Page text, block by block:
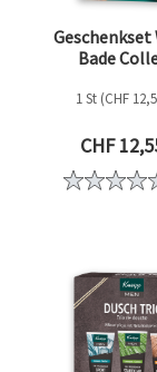
Geschenkset
Bade
1 St (CHF
CHF